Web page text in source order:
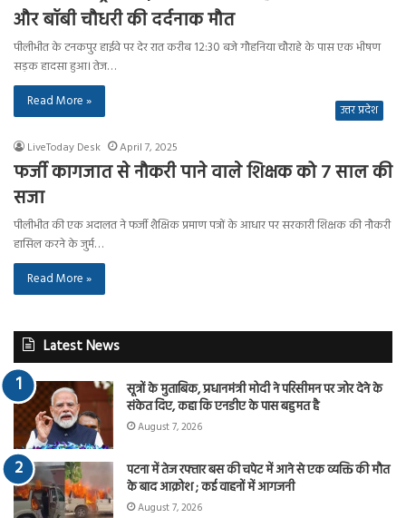
और बॉबी चौधरी की दर्दनाक मौत
पीलीभीत के टनकपुर हाईवे पर देर रात करीब 12:30 बजे गौहनिया चौराहे के पास एक भीषण
सड़क हादसा हुआ। तेज…
Read More »
उत्तर प्रदेश
LiveToday Desk April 7, 2025
फर्जी कागजात से नौकरी पाने वाले शिक्षक को 7 साल की
सजा
पीलीभीत की एक अदालत ने फर्जी शैक्षिक प्रमाण पत्रों के आधार पर सरकारी शिक्षक की नौकरी
हासिल करने के जुर्म…
Read More »
Latest News
सूत्रों के मुताबिक, प्रधानमंत्री मोदी ने परिसीमन पर जोर देने के
संकेत दिए, कहा कि एनडीए के पास बहुमत है
August 7, 2026
पटना में तेज रफ्तार बस की चपेट में आने से एक व्यक्ति की मौत
के बाद आक्रोश ; कई वाहनों में आगजनी
August 7, 2026